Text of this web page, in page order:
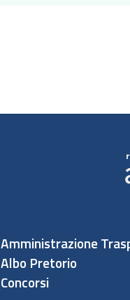
Amministrazione
Albo Pretorio
Concorsi